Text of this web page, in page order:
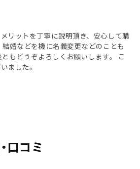
リットを丁寧に説明頂き、安心して購
婚などを機に名義変更などのことも
もどうぞよろしくお願いします。 こ
ました。
口コミ